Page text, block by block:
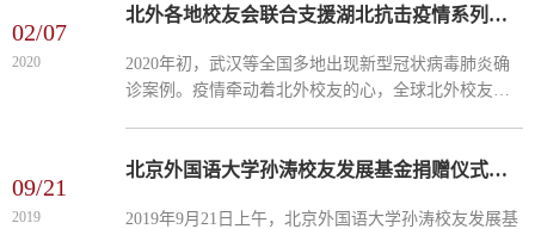
北外人守望...
02/07
2020
北外各地校友会联合支援湖北抗击疫情系列报道（一）（中、英、西三语）
2020年初，武汉等全国多地出现新型冠状病毒肺炎确
诊案例。疫情牵动着北外校友的心，全球北外校友纷
美、湖北、福...
09/21
2019
北京外国语大学孙涛校友发展基金捐赠仪式举行
2019年9月21日上午，北京外国语大学孙涛校友发展基